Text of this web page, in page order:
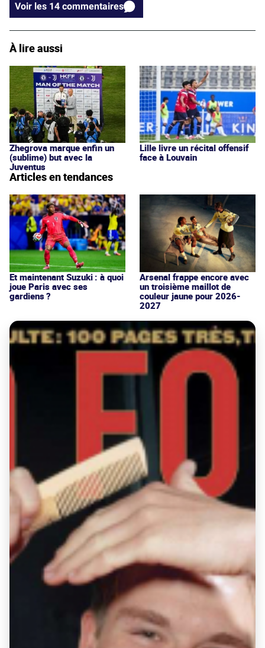
Voir les 14 commentaires
À lire aussi
Zhegrova marque enfin un
(sublime) but avec la
Juventus
Lille livre un récital offensif
face à Louvain
Articles en tendances
Et maintenant Suzuki : à quoi
joue Paris avec ses
gardiens ?
Arsenal frappe encore avec
un troisième maillot de
couleur jaune pour 2026-
2027